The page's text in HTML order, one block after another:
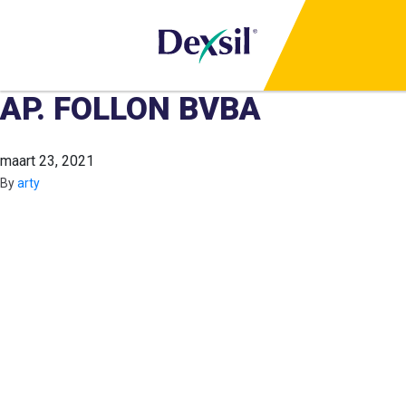
AP. FOLLON BVBA
maart 23, 2021
Byarty